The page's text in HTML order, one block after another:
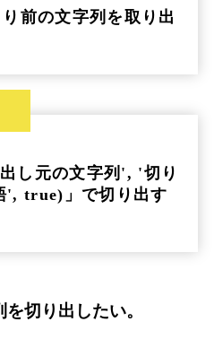
前の文字列を取り出
し元の文字列', '切り
', true)」で切り出す
切り出したい。